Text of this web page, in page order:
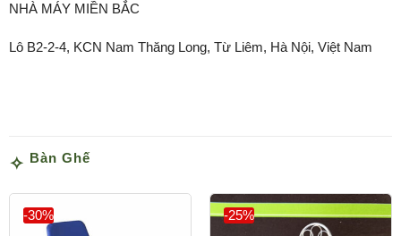
NHÀ MÁY MIỀN BẮC
Lô B2-2-4, KCN Nam Thăng Long, Từ Liêm, Hà Nội, Việt Nam
Bàn Ghế
-30% -25%